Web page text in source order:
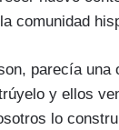
comunidad
parecía una
y ellos
lo